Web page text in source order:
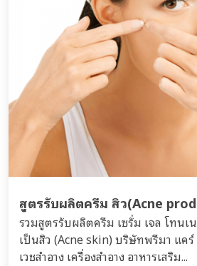
สูตรรับผลิตครีม สิว(Acne
รวมสูตรรับผลิตครีม เซรั่ม เจล โทนเ
เป็นสิว (Acne skin) บริษัทพรีมา แค
เวชสำอาง เครื่องสำอาง อาหารเสริม...